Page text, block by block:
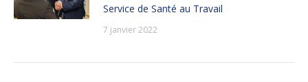
Service de Santé au Travail
7 janvier 2022